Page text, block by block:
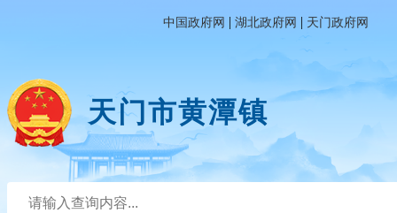
中国政府网 | 湖北政府网 | 天门政府网
天门市黄潭镇